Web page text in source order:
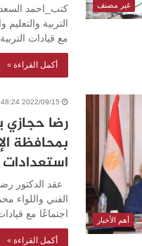
غير مصنف
كتب_احمد
التربية والتعليم
مع قيادات
أكمل القراءة »
أهم الأخبار
2022/09/15 1:48:24 مساءً
رضا حجازي
بمحافظة
استعدادات
عقد الدكتور
الفني واللواء
اجتماعًا مع
أكمل القراءة »